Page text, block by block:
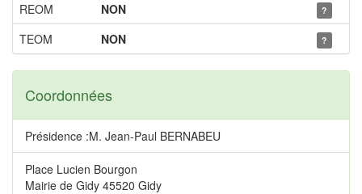
REOM
NON ?
TEOM NON ?
Coordonnées
Présidence :M. Jean-Paul BERNABEU
Place Lucien Bourgon
Mairie de Gidy 45520 Gidy